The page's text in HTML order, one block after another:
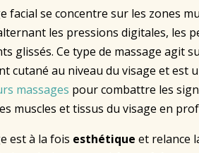
facial se concentre sur les zones
les pressions digitales, les
glissés. Ce type de massage agit
cutané au niveau du visage et est
massages pour combattre les
muscles et tissus du visage en
est à la fois esthétique et relance